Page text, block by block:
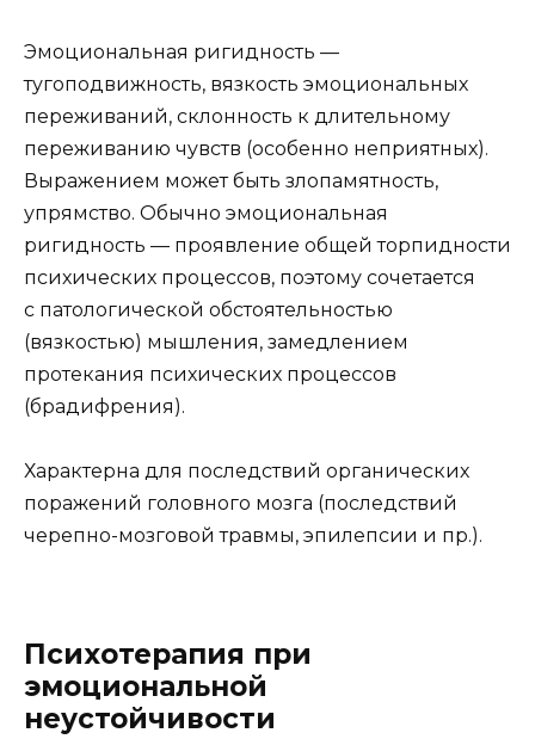
Эмоциональная ригидность —
тугоподвижность, вязкость эмоциональных
переживаний, склонность к длительному
переживанию чувств (особенно неприятных).
Выражением может быть злопамятность,
упрямство. Обычно эмоциональная
ригидность — проявление общей торпидности
психических процессов, поэтому сочетается
с патологической обстоятельностью
(вязкостью) мышления, замедлением
протекания психических процессов
(брадифрения).
Характерна для последствий органических
поражений головного мозга (последствий
черепно-мозговой травмы, эпилепсии и пр.).
Психотерапия при
эмоциональной
неустойчивости